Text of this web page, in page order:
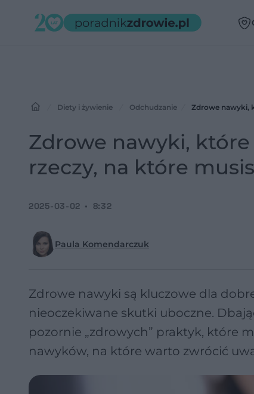
Diety i żywienie Odchudzanie Zdrowe nawyki,
Zdrowe nawyki,
rzeczy, na które
Paula Komendarczuk
2025-03-02 8:32
Zdrowe nawyki są kluczowe dla
nieoczekiwane skutki uboczne.
pozornie „zdrowych” praktyk, które
nawyków, na które warto zwrócić